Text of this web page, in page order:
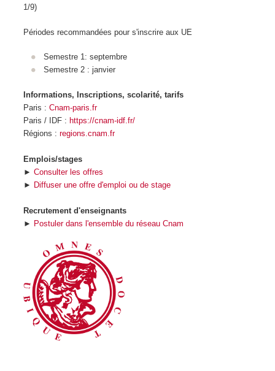
1/9)
Périodes recommandées pour s'inscrire aux UE
Semestre 1: septembre
Semestre 2 : janvier
Informations, Inscriptions, scolarité, tarifs
Paris : Cnam-paris.fr
Paris / IDF : https://cnam-idf.fr/
Régions : regions.cnam.fr
Emplois/stages
► Consulter les offres
► Diffuser une offre d'emploi ou de stage
Recrutement d'enseignants
► Postuler dans l'ensemble du réseau Cnam